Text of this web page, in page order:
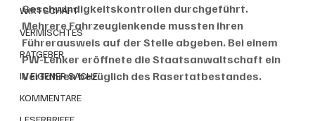
WIRTSCHAFT
VERMISCHTES
RATGEBER
IN EIGENER SACHE
KOMMENTARE
Geschwindigkeitskontrollen durchgeführt.
Mehrere Fahrzeuglenkende mussten ihren
Führerausweis auf der Stelle abgeben. Bei einem
PW-Lenker eröffnete die Staatsanwaltschaft ein
Verfahren bezüglich des Rasertatbestandes.